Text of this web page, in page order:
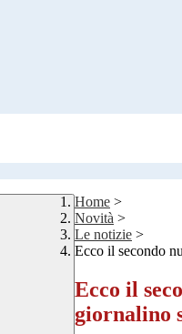
Home >
Novità >
Le notizie >
Ecco il secondo
Ecco il
giornalino